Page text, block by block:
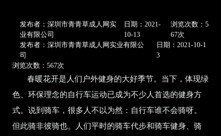
发布者：深圳市青青草成人网实
业有限公司
日期：2021-
10-13
浏览次数：5
67次
发布者：深圳市青青草成人网实业有限公
司
日期：2021-10-1
3
浏览次数：567次
春暖花开是人们户外健身的大好季节。当下，体现绿
色、环保理念的自行车运动已成为不少人首选的健身方
式。说到骑车，很多人不以为然：自行车谁不会骑呀。
但此骑非彼骑也。人们平时的骑车代步和骑车健身、骑